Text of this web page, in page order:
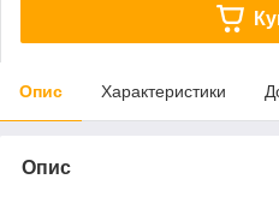
Опис Характеристики
Опис